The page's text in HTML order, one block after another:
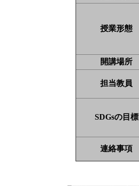
授業形態
開講場所
担当教員
SDGsの目標
連絡事項